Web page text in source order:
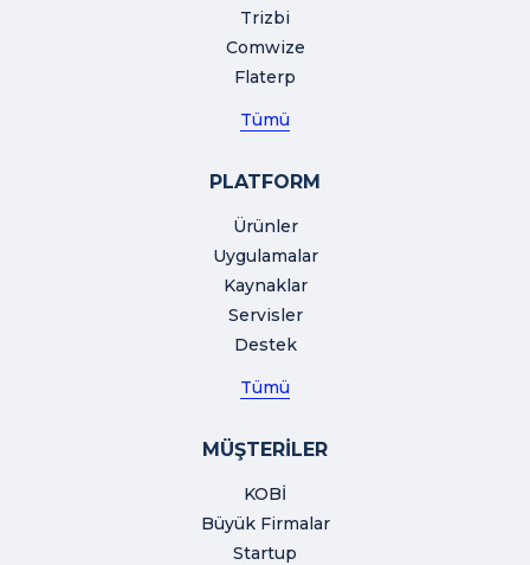
Trizbi
Comwize
Flaterp
Tümü
PLATFORM
Ürünler
Uygulamalar
Kaynaklar
Servisler
Destek
Tümü
MÜŞTERİLER
KOBİ
Büyük Firmalar
Startup